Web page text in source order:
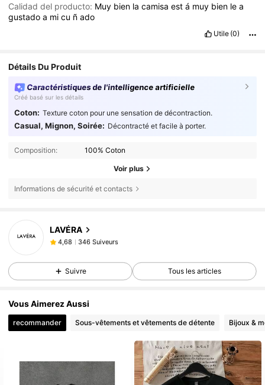
Calidad del producto: Muy bien lacamisaestá muy bien lea
gustadoa micu ñado
Utile (0)
Détails Du Produit
Caractéristiques de l'intelligence artificielle
Créé basé sur les détails
Coton: Texture coton pour une sensation de décontraction.
Casual, Mignon, Soirée: Décontracté et facile à porter.
Composition: 100% Coton
Voir plus
Informations de sécurité et contacts
LAVÉRA
4,68 346 Suiveurs
4,68 346 Suiveurs
Suivre Tous les articles
Vous Aimerez Aussi
recommander Sous-vêtements et vêtements de détente Bijoux &